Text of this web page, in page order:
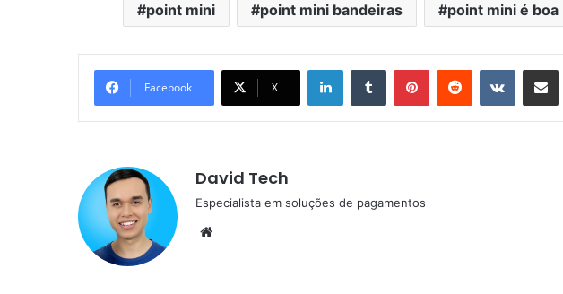
point mini point mini bandeiras point mini é boa
Facebook X
LinkedinTumblr PinterestReddit VK
David Tech
Especialista em soluções de pagamentos